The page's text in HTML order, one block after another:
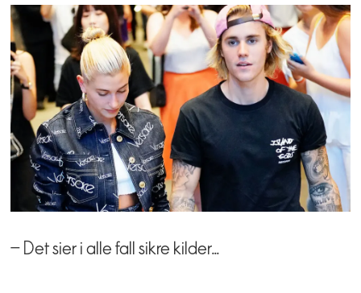
– Det sier i alle fall sikre kilder...